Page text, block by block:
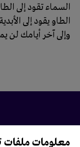
السماء تقود إلى
الطاو يقود إلى
وإلى آخر أيامك لن
تابعونا على
معلومات ملفات